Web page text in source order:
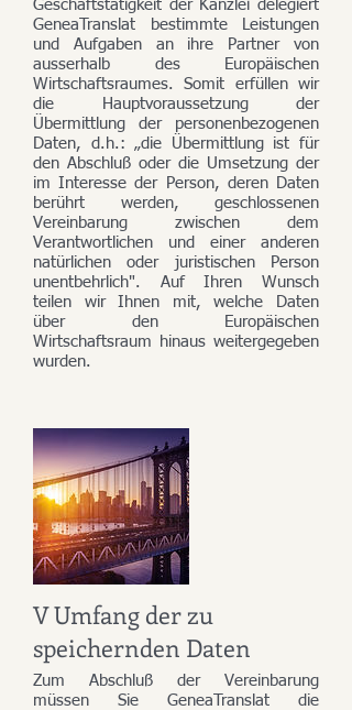
Geschäftstätigkeit der Kanzlei delegiert
GeneaTranslat bestimmte Leistungen
und Aufgaben an ihre Partner von
ausserhalb des Europäischen
Wirtschaftsraumes. Somit erfüllen wir
die Hauptvoraussetzung der
Übermittlung der personenbezogenen
Daten, d.h.: „die Übermittlung ist für
den Abschluß oder die Umsetzung der
im Interesse der Person, deren Daten
berührt werden, geschlossenen
Vereinbarung zwischen dem
Verantwortlichen und einer anderen
natürlichen oder juristischen Person
unentbehrlich". Auf Ihren Wunsch
teilen wir Ihnen mit, welche Daten
über den Europäischen
Wirtschaftsraum hinaus weitergegeben
wurden.
V Umfang der zu
speichernden Daten
Zum Abschluß der Vereinbarung
müssen Sie GeneaTranslat die